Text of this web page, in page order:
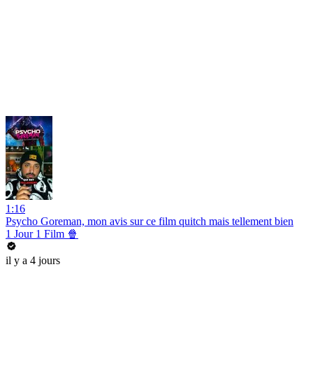
1:16
Psycho Goreman, mon avis sur ce film quitch mais tellement bien
1 Jour 1 Film 🍿
il y a 4 jours